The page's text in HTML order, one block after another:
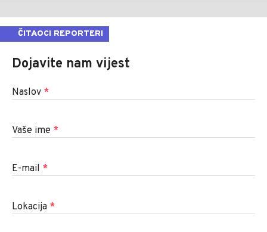
ČITAOCI REPORTERI
Dojavite nam vijest
Naslov *
Vaše ime *
E-mail *
Lokacija *